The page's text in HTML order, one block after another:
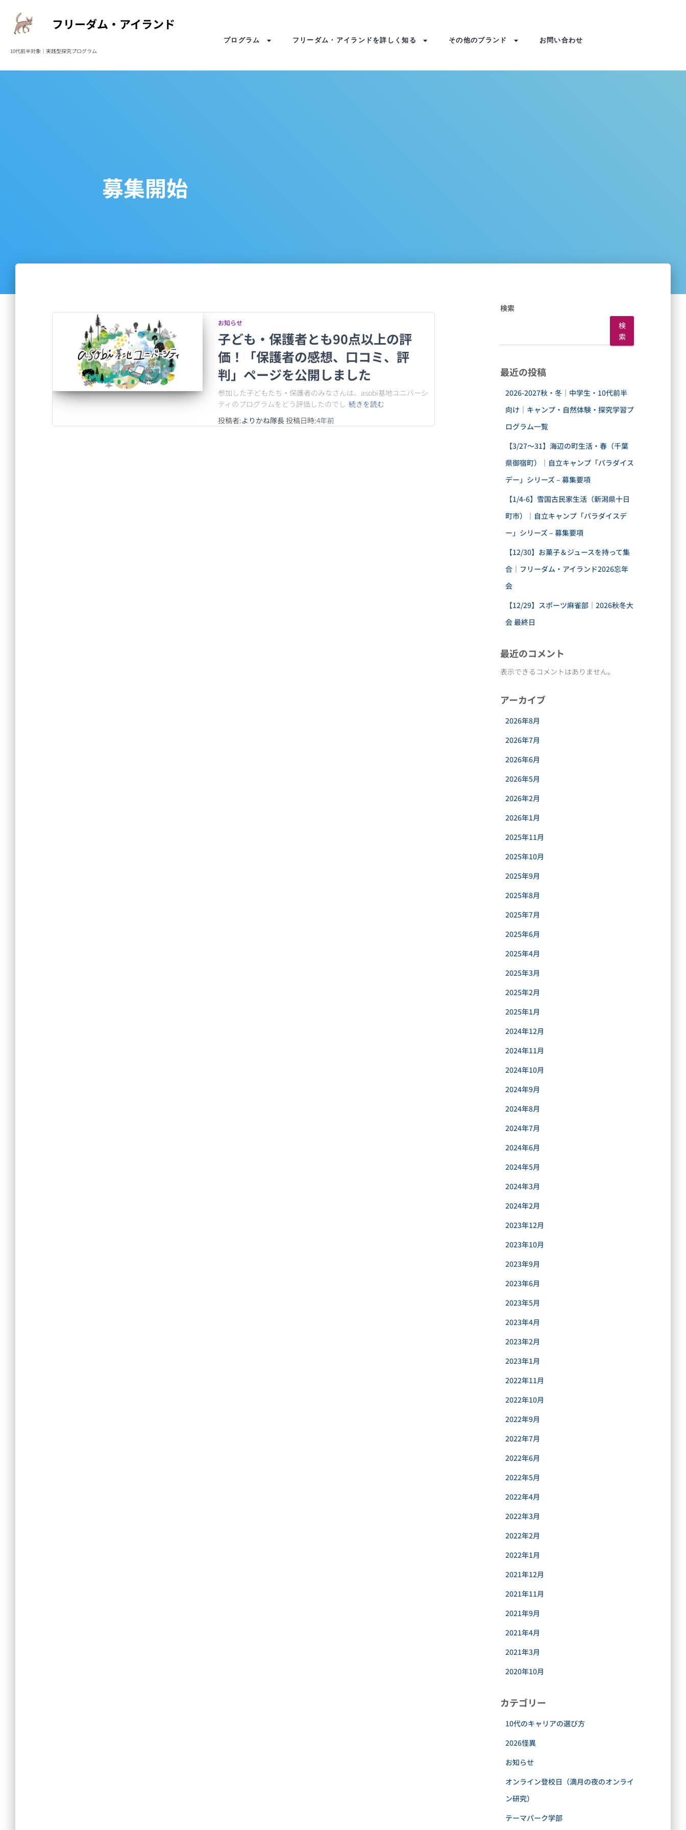
フリーダム・アイランド
10代前半対象｜実践型探究プログラム
プログラム フリーダム・アイランドを詳しく知る その他のブランド お問い合わせ
募集開始
お知らせ
子ども・保護者とも90点以上の評
価！「保護者の感想、口コミ、評
判」ページを公開しました
参加した子どもたち・保護者のみなさんは、asobi基地ユニバーシ
ティのプログラムをどう評価したのでし 続きを読む
投稿者:よりかね隊長投稿日時:4年前
検索
検
索
最近の投稿
2026-2027秋・冬｜中学生・10代前半
向け｜キャンプ・自然体験・探究学習プ
ログラム一覧
【3/27〜31】海辺の町生活・春（千葉
県御宿町）｜自立キャンプ「パラダイス
デー」シリーズ – 募集要項
【1/4-6】雪国古民家生活（新潟県十日
町市）｜自立キャンプ「パラダイスデ
ー」シリーズ – 募集要項
【12/30】お菓子＆ジュースを持って集
合｜フリーダム・アイランド2026忘年
会
【12/29】スポーツ麻雀部｜2026秋冬大
会 最終日
最近のコメント
表示できるコメントはありません。
アーカイブ
2026年8月
2026年7月
2026年6月
2026年5月
2026年2月
2026年1月
2025年11月
2025年10月
2025年9月
2025年8月
2025年7月
2025年6月
2025年4月
2025年3月
2025年2月
2025年1月
2024年12月
2024年11月
2024年10月
2024年9月
2024年8月
2024年7月
2024年6月
2024年5月
2024年3月
2024年2月
2023年12月
2023年10月
2023年9月
2023年6月
2023年5月
2023年4月
2023年2月
2023年1月
2022年11月
2022年10月
2022年9月
2022年7月
2022年6月
2022年5月
2022年4月
2022年3月
2022年2月
2022年1月
2021年12月
2021年11月
2021年9月
2021年4月
2021年3月
2020年10月
カテゴリー
10代のキャリアの選び方
2026怪異
お知らせ
オンライン登校日（満月の夜のオンライ
ン研究）
テーマパーク学部